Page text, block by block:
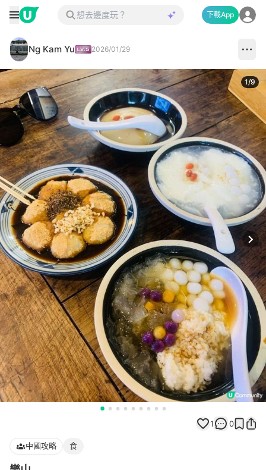
下載App
Ng Kam Yu 2026/01/29
1/9
1 0
中國攻略 食